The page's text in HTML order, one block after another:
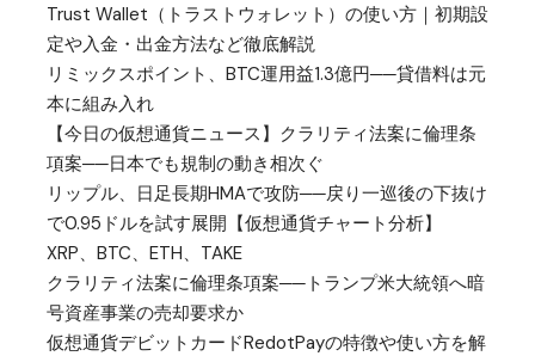
Trust Wallet（トラストウォレット）の使い方｜初期設
定や入金・出金方法など徹底解説
リミックスポイント、BTC運用益1.3億円──貸借料は元
本に組み入れ
【今日の仮想通貨ニュース】クラリティ法案に倫理条
項案──日本でも規制の動き相次ぐ
リップル、日足長期HMAで攻防──戻り一巡後の下抜け
で0.95ドルを試す展開【仮想通貨チャート分析】
XRP、BTC、ETH、TAKE
クラリティ法案に倫理条項案──トランプ米大統領へ暗
号資産事業の売却要求か
仮想通貨デビットカードRedotPayの特徴や使い方を解